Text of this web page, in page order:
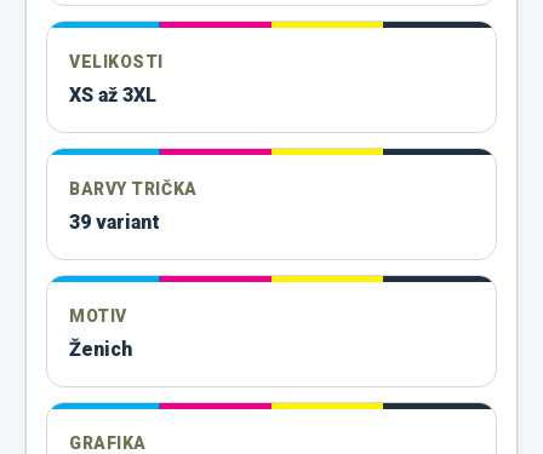
VELIKOSTI
XS až 3XL
BARVY TRIČKA
39 variant
MOTIV
Ženich
GRAFIKA